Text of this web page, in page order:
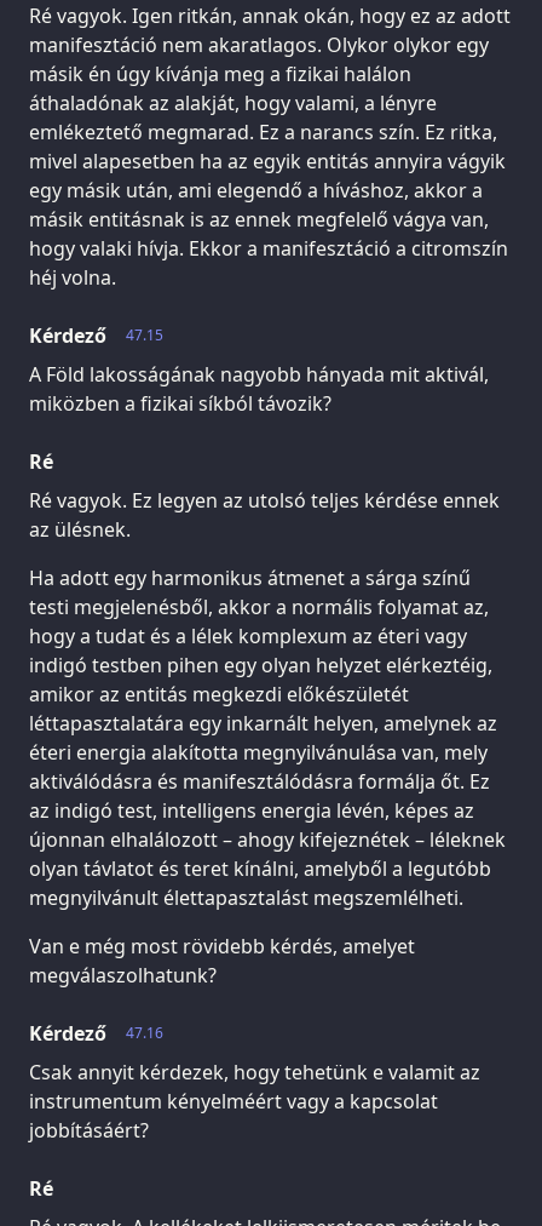
Ré vagyok. Igen ritkán, annak okán, hogy ez az adott
manifesztáció nem akaratlagos. Olykor olykor egy
másik én úgy kívánja meg a fizikai halálon
áthaladónak az alakját, hogy valami, a lényre
emlékeztető megmarad. Ez a narancs szín. Ez ritka,
mivel alapesetben ha az egyik entitás annyira vágyik
egy másik után, ami elegendő a híváshoz, akkor a
másik entitásnak is az ennek megfelelő vágya van,
hogy valaki hívja. Ekkor a manifesztáció a citromszín
héj volna.
47.15
Kérdező
A Föld lakosságának nagyobb hányada mit aktivál,
miközben a fizikai síkból távozik?
Ré
Ré vagyok. Ez legyen az utolsó teljes kérdése ennek
az ülésnek.
Ha adott egy harmonikus átmenet a sárga színű
testi megjelenésből, akkor a normális folyamat az,
hogy a tudat és a lélek komplexum az éteri vagy
indigó testben pihen egy olyan helyzet elérkeztéig,
amikor az entitás megkezdi előkészületét
léttapasztalatára egy inkarnált helyen, amelynek az
éteri energia alakította megnyilvánulása van, mely
aktiválódásra és manifesztálódásra formálja őt. Ez
az indigó test, intelligens energia lévén, képes az
újonnan elhalálozott – ahogy kifejeznétek – léleknek
olyan távlatot és teret kínálni, amelyből a legutóbb
megnyilvánult élettapasztalást megszemlélheti.
Van e még most rövidebb kérdés, amelyet
megválaszolhatunk?
47.16
Kérdező
Csak annyit kérdezek, hogy tehetünk e valamit az
instrumentum kényelméért vagy a kapcsolat
jobbításáért?
Ré